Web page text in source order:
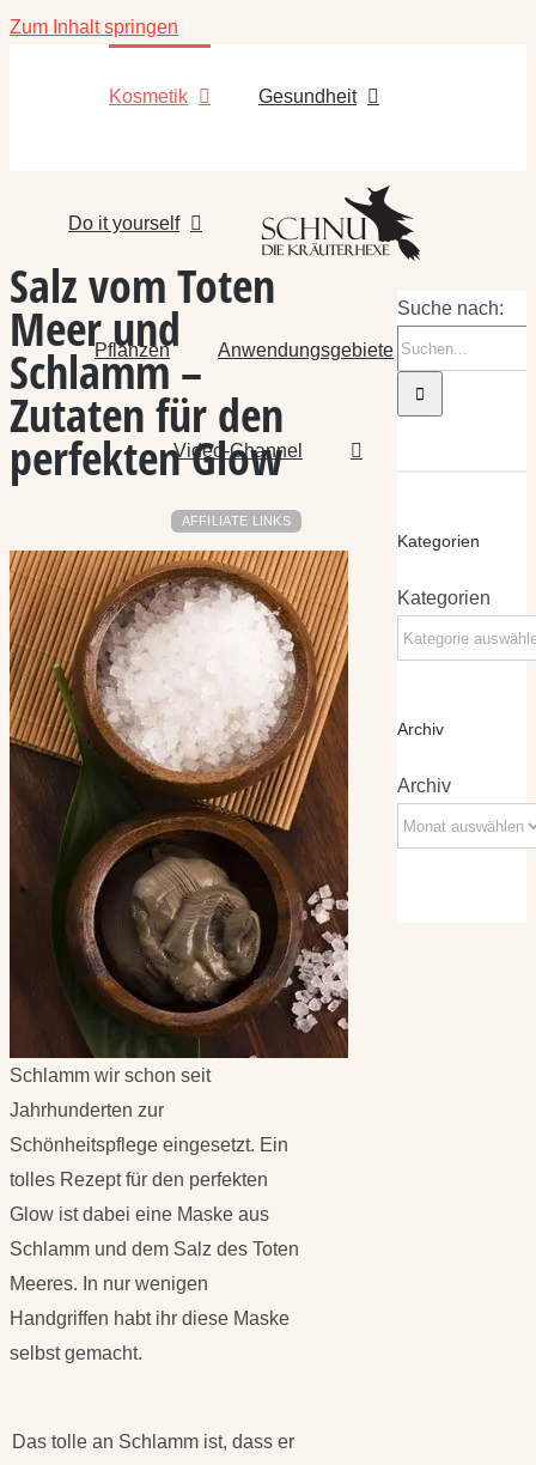
Zum Inhalt springen
Kosmetik Gesundheit
Do it yourself
Pflanzen Anwendungsgebiete
Video-Channel
Salz vom Toten
Meer und
Schlamm –
Zutaten für den
perfekten Glow
AFFILIATE LINKS
Schlamm wir schon seit
Jahrhunderten zur
Schönheitspflege eingesetzt. Ein
tolles Rezept für den perfekten
Glow ist dabei eine Maske aus
Schlamm und dem Salz des Toten
Meeres. In nur wenigen
Handgriffen habt ihr diese Maske
selbst gemacht.
Das tolle an Schlamm ist, dass er
Suche nach:
Kategorien
Kategorien
Archiv
Archiv